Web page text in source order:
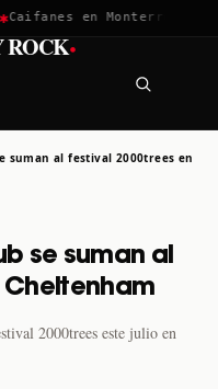
en Monterrey · 12
ROCK·
suman al festival 2000trees en
se suman al
2000trees este julio en